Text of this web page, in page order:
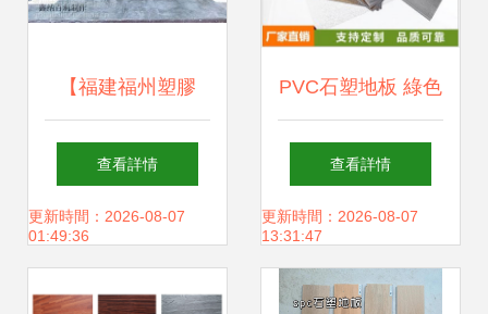
【福建福州塑膠
PVC石塑地板石紋
系列石塑地板廠家
查看詳情
更新時間：2026-08-07
01:49:36
PVC石塑地板 綠色
建材的未來之選
查看詳情
更新時間：2026-08-07
13:31:47